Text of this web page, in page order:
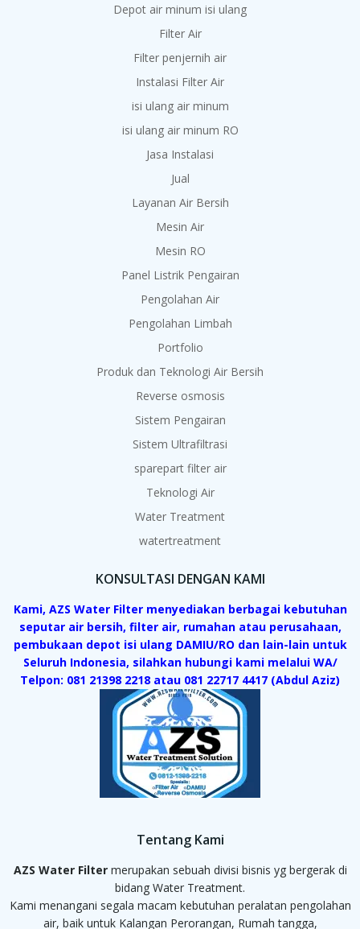
Depot air minum isi ulang
Filter Air
Filter penjernih air
Instalasi Filter Air
isi ulang air minum
isi ulang air minum RO
Jasa Instalasi
Jual
Layanan Air Bersih
Mesin Air
Mesin RO
Panel Listrik Pengairan
Pengolahan Air
Pengolahan Limbah
Portfolio
Produk dan Teknologi Air Bersih
Reverse osmosis
Sistem Pengairan
Sistem Ultrafiltrasi
sparepart filter air
Teknologi Air
Water Treatment
watertreatment
KONSULTASI DENGAN KAMI
Kami, AZS Water Filter menyediakan berbagai kebutuhan
seputar air bersih, filter air, rumahan atau perusahaan,
pembukaan depot isi ulang DAMIU/RO dan lain-lain untuk
Seluruh Indonesia, silahkan hubungi kami melalui WA/
Telpon: 081 21398 2218 atau 081 22717 4417 (Abdul Aziz)
Tentang Kami
AZS Water Filtermerupakan sebuah divisi bisnis yg bergerak di
bidang Water Treatment.
Kami menangani segala macam kebutuhan peralatan pengolahan
air, baik untuk Kalangan Perorangan, Rumah tangga,